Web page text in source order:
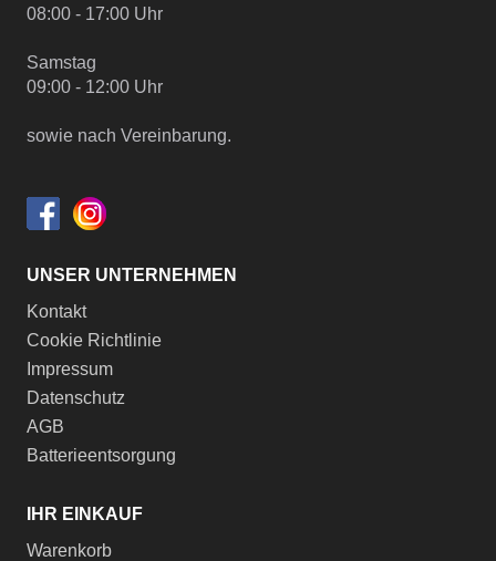
08:00 - 17:00 Uhr
Samstag
09:00 - 12:00 Uhr
sowie nach Vereinbarung.
UNSER UNTERNEHMEN
Kontakt
Cookie Richtlinie
Impressum
Datenschutz
AGB
Batterieentsorgung
IHR EINKAUF
Warenkorb